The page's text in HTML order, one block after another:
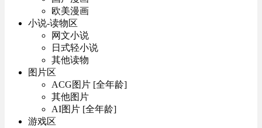
欧美漫画
小说-读物区
网文小说
日式轻小说
其他读物
图片区
ACG图片 [全年龄]
其他图片
AI图片 [全年龄]
游戏区